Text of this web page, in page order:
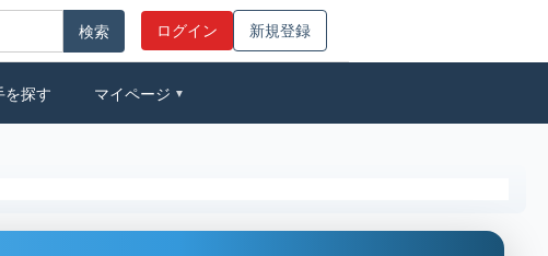
ログイン 新規登録
を探す マイページ ▼